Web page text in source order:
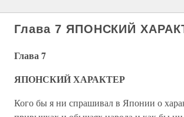
Глава 7 ЯПОНСКИЙ
Глава 7
ЯПОНСКИЙ ХАРАКТЕР
Кого бы я ни спрашивал в Японии о